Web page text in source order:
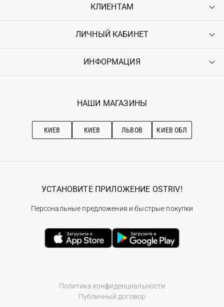
КЛИЕНТАМ
Контакты
Возврат
Гарантия
ЛИЧНЫЙ КАБИНЕТ
Войти
Ostriv Club+
ИНФОРМАЦИЯ
Наши магазини
Рекомендации по уходу
НАШИ МАГАЗИНЫ
КИЕВ КИЕВ ЛЬВОВ КИЕВ ОБЛ
Политика конфиденциальности
Публичный договор
УСТАНОВИТЕ ПРИЛОЖЕНИЕ OSTRIV!
Персональные предложения и быстрые покупки